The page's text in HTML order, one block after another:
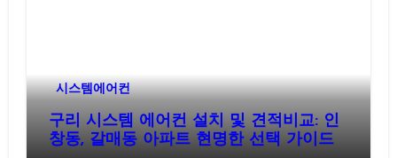
시스템에어컨
구리 시스템 에어컨 설치 및 견적비교: 인
창동, 갈매동 아파트 현명한 선택 가이드